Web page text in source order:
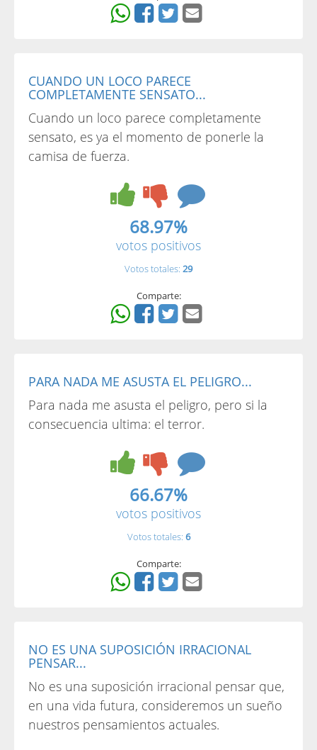
CUANDO UN LOCO PARECE
COMPLETAMENTE SENSATO...
Cuando un loco parece completamente
sensato, es ya el momento de ponerle la
camisa de fuerza.
68.97%
votos positivos
Votos totales: 29
Comparte:
PARA NADA ME ASUSTA EL PELIGRO...
Para nada me asusta el peligro, pero si la
consecuencia ultima: el terror.
66.67%
votos positivos
Votos totales: 6
Comparte:
NO ES UNA SUPOSICIÓN IRRACIONAL
PENSAR...
No es una suposición irracional pensar que,
en una vida futura, consideremos un sueño
nuestros pensamientos actuales.